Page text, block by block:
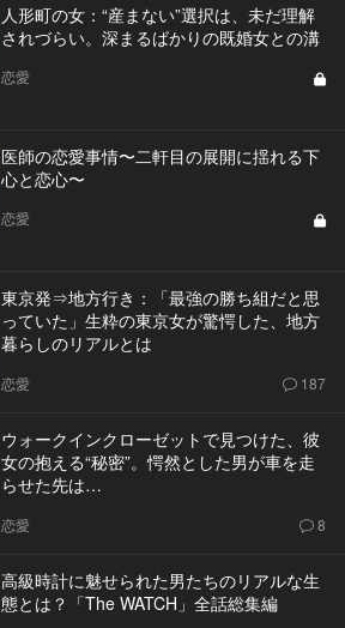
人形町の女：“産まない”選択は、未だ理解
されづらい。深まるばかりの既婚女との溝
恋愛
医師の恋愛事情〜二軒目の展開に揺れる下
心と恋心〜
恋愛
東京発⇒地方行き：「最強の勝ち組だと思
っていた」生粋の東京女が驚愕した、地方
暮らしのリアルとは
恋愛 187
ウォークインクローゼットで見つけた、彼
女の抱える“秘密”。愕然とした男が車を走
らせた先は…
恋愛 8
高級時計に魅せられた男たちのリアルな生
態とは？「The WATCH」全話総集編